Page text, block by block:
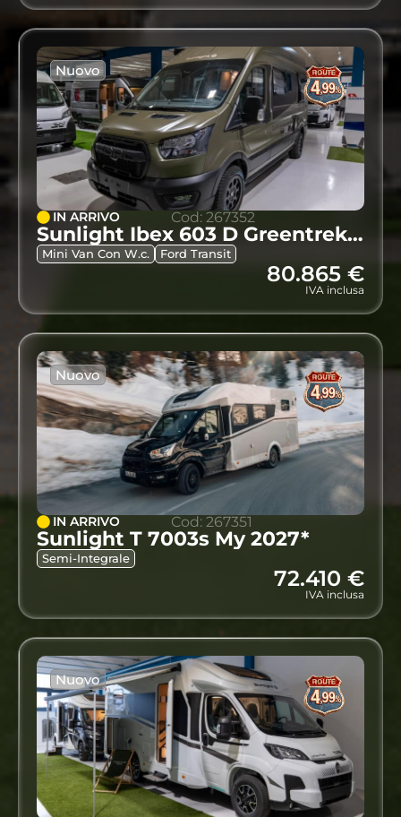
Nuovo
IN ARRIVO Cod: 267352
Sunlight Ibex 603 D Greentrek 4×4 My 2027*
Mini Van Con W.c. Ford Transit
80.865 €
IVA inclusa
Nuovo
IN ARRIVO Cod: 267351
Sunlight T 7003s My 2027*
Semi-Integrale
72.410 €
IVA inclusa
Nuovo